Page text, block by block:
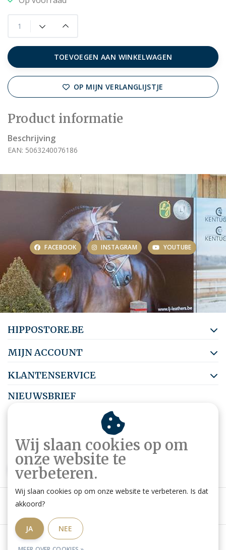
TOEVOEGEN AAN WINKELWAGEN
OP MIJN VERLANGLIJSTJE
Product informatie
Beschrijving
EAN: 5063240076186
FACEBOOK INSTAGRAM YOUTUBE
HIPPOSTORE.BE
MIJN ACCOUNT
KLANTENSERVICE
NIEUWSBRIEF
Abonneer je op onze nieuwsbrief om op de hoogte te blijven.
ABONNEER
Algemene voorwaarden
Wij slaan cookies op om
onze website te
verbeteren.
Wij slaan cookies op om onze website te verbeteren. Is dat
akkoord?
JA NEE